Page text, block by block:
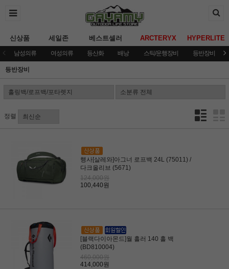
신상품 세일존 베스트셀러 ARCTERYX HYPERLITE
남성의류 여성의류 등산화 배낭 스틱/운행장비 등반장비
등반장비
정렬
행사[살레와]아그너 로프백 24L (75011) /
다크올리브 (5671)
124,000원
100,440원
[블랙다이아몬드]월 홀러 140 홀 백
(BD810004)
460,000원
414,000원